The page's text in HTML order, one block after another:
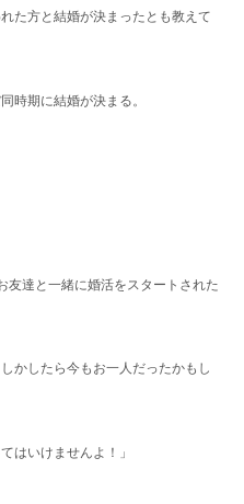
た方と結婚が決まったとも教えて
時期に結婚が決まる。
友達と一緒に婚活をスタートされた
かしたら今もお一人だったかもし
はいけませんよ！」